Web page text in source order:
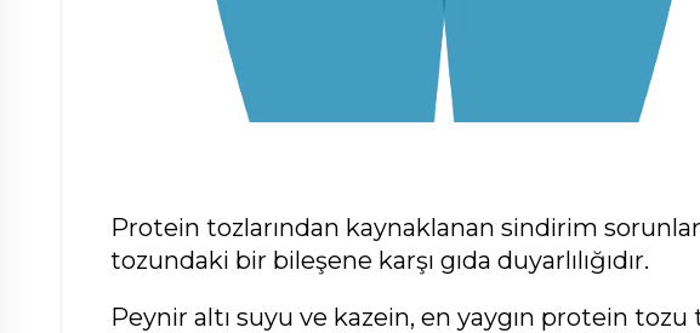
Protein tozlarından kaynaklanan sindirim
tozundaki bir bileşene karşı gıda duyarlılığıdır.
Peynir altı suyu ve kazein, en yaygın protein